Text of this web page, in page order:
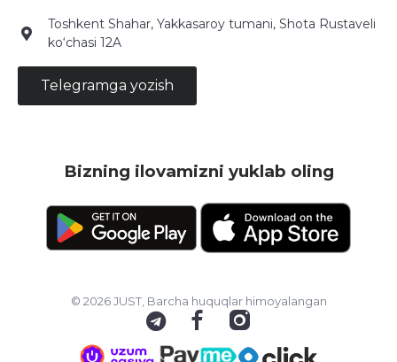
Toshkent Shahar, Yakkasaroy tumani, Shota Rustaveli
ko‘chasi 12A
Telegramga yozish
Bizning ilovamizni yuklab oling
© 2026 JUST, Barcha huquqlar himoyalangan